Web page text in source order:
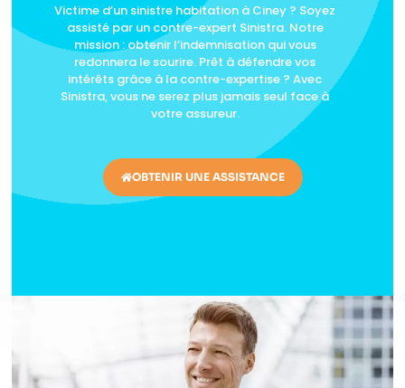
Victime d’un sinistre habitation à Ciney ? Soyez
assisté par un contre-expert Sinistra. Notre
mission : obtenir l’indemnisation qui vous
redonnera le sourire. Prêt à défendre vos
intérêts grâce à la contre-expertise ? Avec
Sinistra, vous ne serez plus jamais seul face à
votre assureur.
OBTENIR UNE ASSISTANCE